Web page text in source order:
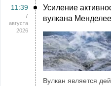
11:39
7
августа
2026
Усиление
вулкана
Вулкан является